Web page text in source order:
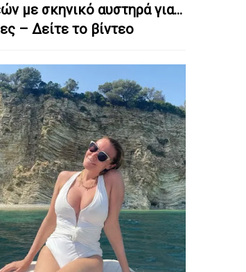
με σκηνικό αυστηρά για…
– Δείτε το βίντεο